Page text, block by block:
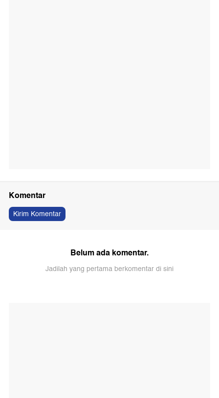
Komentar
Kirim Komentar
Belum ada komentar.
Jadilah yang pertama berkomentar di sini